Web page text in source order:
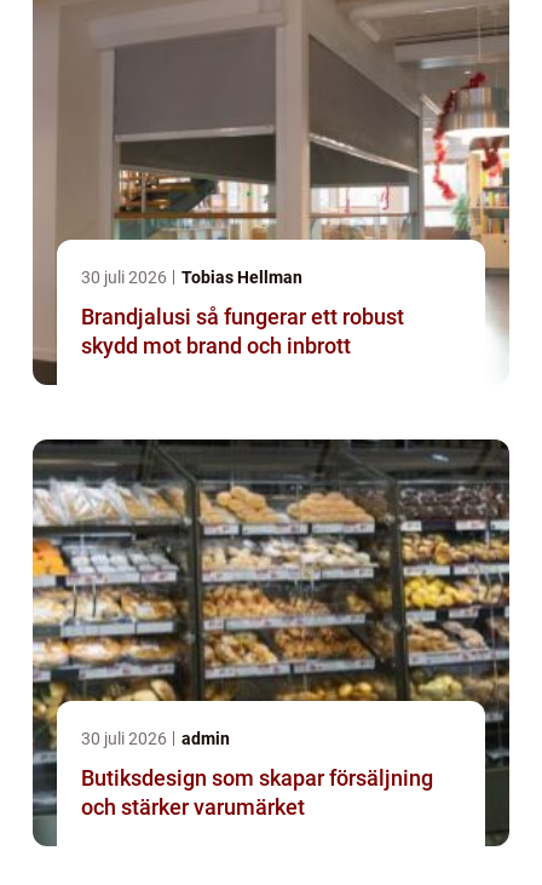
30 juli 2026 Tobias Hellman
Brandjalusi så fungerar ett robust
skydd mot brand och inbrott
30 juli 2026 admin
Butiksdesign som skapar försäljning
och stärker varumärket